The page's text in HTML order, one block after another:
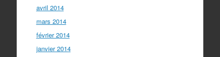
avril 2014
mars 2014
février 2014
janvier 2014